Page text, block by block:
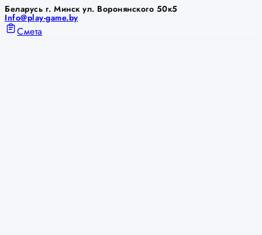
Беларусь г. Минск ул. Воронянского 50к5
Info@play-game.by
Смета